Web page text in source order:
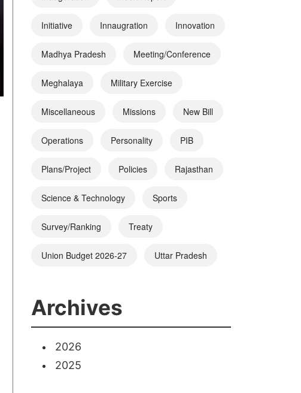
Initiative Innaugration Innovation
Madhya Pradesh Meeting/Conference
Meghalaya Military Exercise
Miscellaneous Missions New Bill
Operations Personality PIB
Plans/Project Policies Rajasthan
Science & Technology Sports
Survey/Ranking Treaty
Union Budget 2026-27 Uttar Pradesh
Archives
2026
2025